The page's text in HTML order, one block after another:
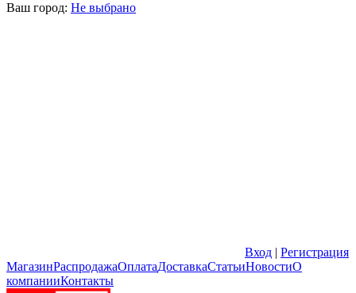
Ваш город: Не выбрано
Вход | Регистрация
МагазинРаспродажаОплатаДоставкаСтатьиНовостиО
компанииКонтакты